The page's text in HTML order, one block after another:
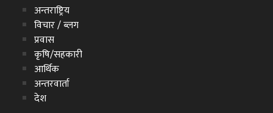
अन्तराष्ट्रिय
विचार / ब्लग
प्रवास
कृषि/सहकारी
आर्थिक
अन्तरवार्ता
देश